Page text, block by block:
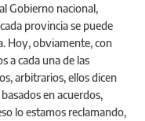
Gobierno nacional,
provincia se puede
Hoy, obviamente, con
a cada una de las
arbitrarios, ellos dicen
en acuerdos,
lo estamos reclamando,